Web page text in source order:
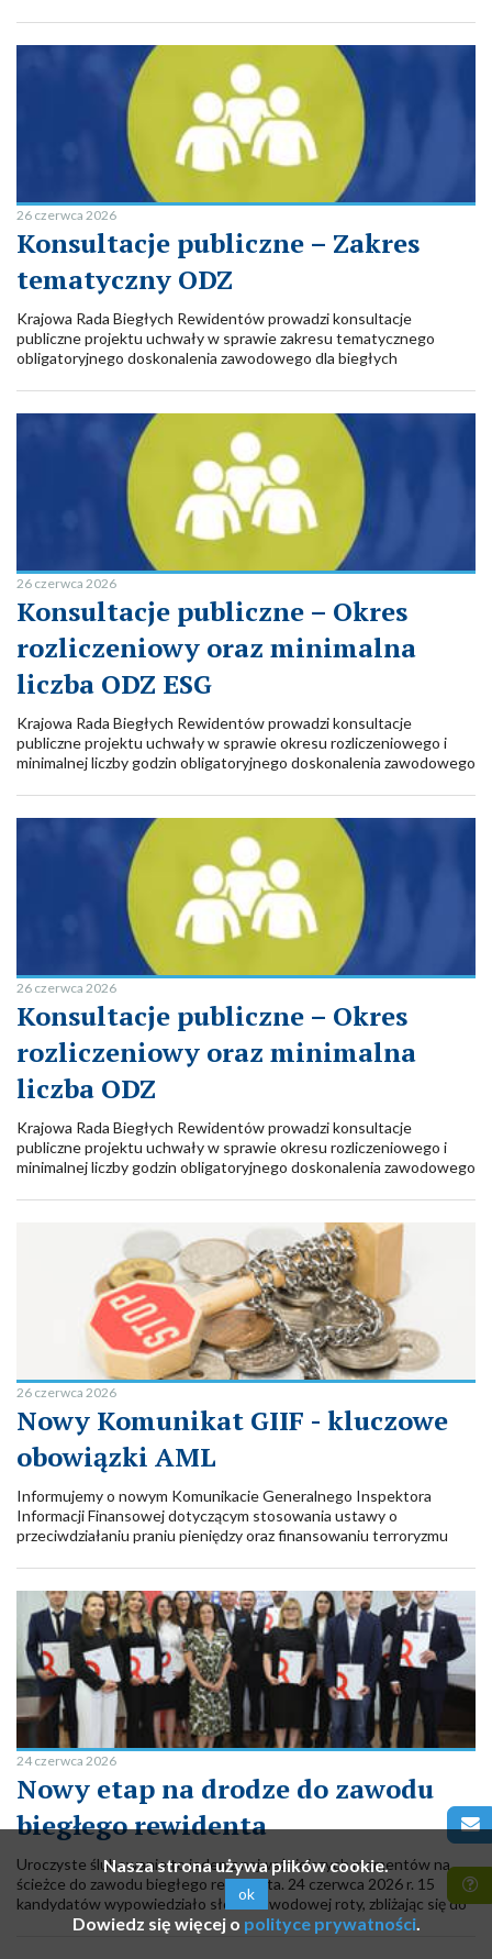
zrównoważonego rozwoju.
26 czerwca 2026
Konsultacje publiczne – Zakres
tematyczny ODZ
Krajowa Rada Biegłych Rewidentów prowadzi konsultacje
publiczne projektu uchwały w sprawie zakresu tematycznego
obligatoryjnego doskonalenia zawodowego dla biegłych
umiejętności związanych z wykonywaniem zawodu biegłego
rewidenta, w szczególności z zakresu rachunkowości i badania
sprawozdań finansowych.
26 czerwca 2026
Konsultacje publiczne – Okres
rozliczeniowy oraz minimalna
liczba ODZ ESG
Krajowa Rada Biegłych Rewidentów prowadzi konsultacje
publiczne projektu uchwały w sprawie okresu rozliczeniowego i
minimalnej liczby godzin obligatoryjnego doskonalenia zawodowego
atestacji sprawozdawczości zrównoważonego rozwoju.
26 czerwca 2026
Konsultacje publiczne – Okres
rozliczeniowy oraz minimalna
liczba ODZ
Krajowa Rada Biegłych Rewidentów prowadzi konsultacje
publiczne projektu uchwały w sprawie okresu rozliczeniowego i
minimalnej liczby godzin obligatoryjnego doskonalenia zawodowego
26 czerwca 2026
Nowy Komunikat GIIF - kluczowe
obowiązki AML
Informujemy o nowym Komunikacie Generalnego Inspektora
Informacji Finansowej dotyczącym stosowania ustawy o
przeciwdziałaniu praniu pieniędzy oraz finansowaniu terroryzmu
Biegłych Rewidentów.
24 czerwca 2026
Nowy etap na drodze do zawodu
biegłego rewidenta
Uroczyste ślubowanie to jeden z najważniejszych momentów na
ścieżce do zawodu biegłego rewidenta. 24 czerwca 2026 r. 15
kandydatów wypowiedziało słowa zawodowej roty, zbliżając się do
uzyskania uprawnień i wpisu do rejestru biegłych rewidentów.
Nasza strona używa plików cookie.
ok
Dowiedz się więcej o polityce prywatności.